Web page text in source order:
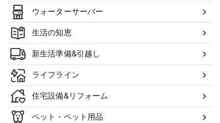
ウォーターサーバー
生活の知恵
新生活準備&引越し
ライフライン
住宅設備&リフォーム
ペット・ペット用品